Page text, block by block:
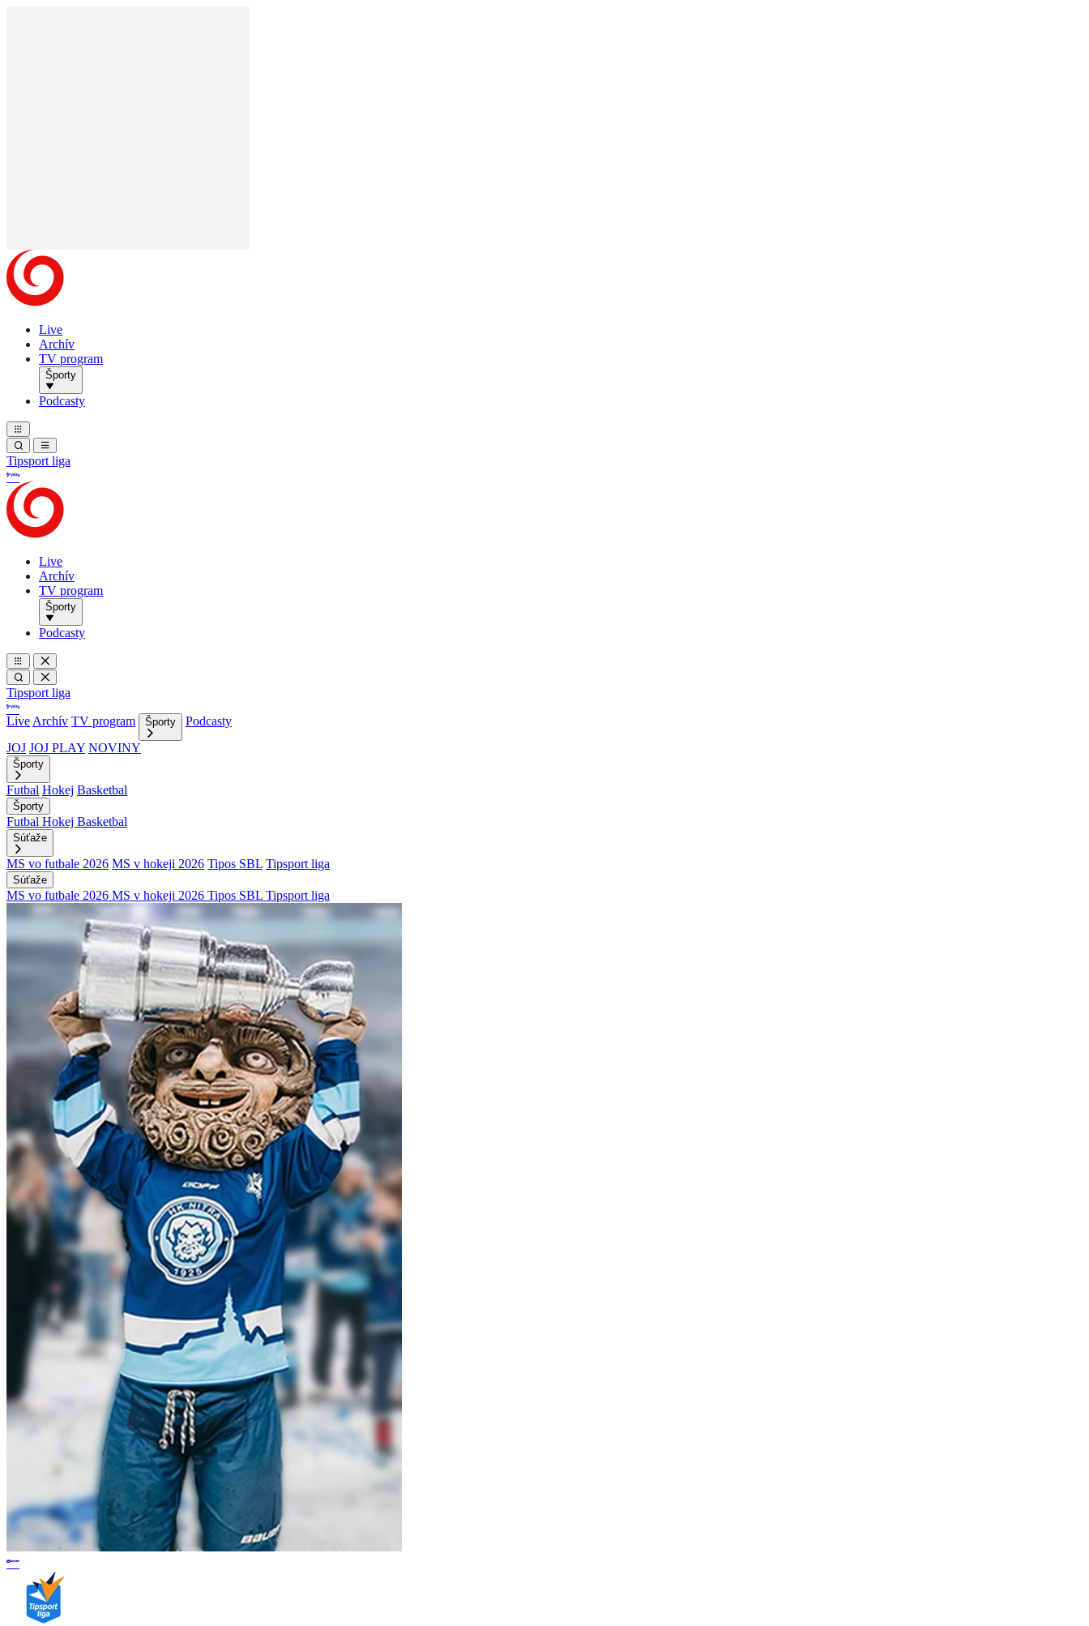
Live
Archív
TV program
Športy
Podcasty
Tipsport liga
Live
Archív
TV program
Športy
Podcasty
Tipsport liga
Live Archív TV program Športy
Podcasty
JOJ JOJ PLAY NOVINY
Športy
Futbal Hokej Basketbal
Športy
Futbal Hokej Basketbal
Súťaže
MS vo futbale 2026 MS v hokeji 2026 Tipos SBL Tipsport liga
Súťaže
MS vo futbale 2026 MS v hokeji 2026 Tipos SBL Tipsport liga